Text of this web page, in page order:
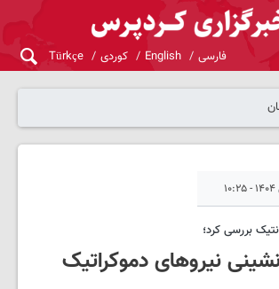
فارسی English کوردی Türkçe
بررسی کرد؛
نیروهای دموکراتیک